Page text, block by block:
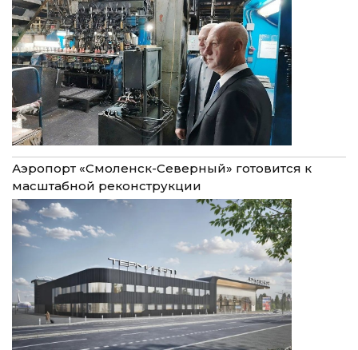
Аэропорт «Смоленск-Северный» готовится к
масштабной реконструкции